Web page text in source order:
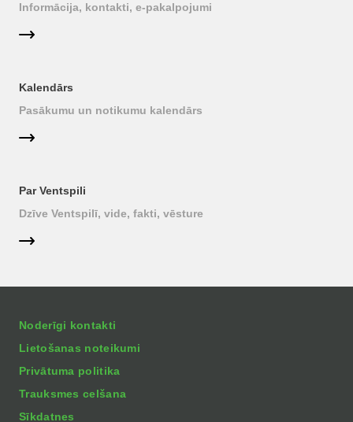
Informācija, kontakti, e-pakalpojumi
Kalendārs
Pasākumu un notikumu kalendārs
Par Ventspili
Dzīve Ventspilī, vide, fakti, vēsture
Noderīgi kontakti
Lietošanas noteikumi
Privātuma politika
Trauksmes celšana
Sīkdatnes